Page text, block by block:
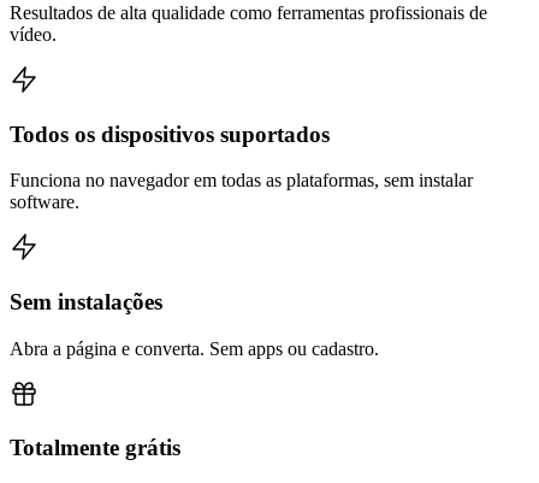
Resultados de alta qualidade como ferramentas profissionais de
vídeo.
Todos os dispositivos suportados
Funciona no navegador em todas as plataformas, sem instalar
software.
Sem instalações
Abra a página e converta. Sem apps ou cadastro.
Totalmente grátis